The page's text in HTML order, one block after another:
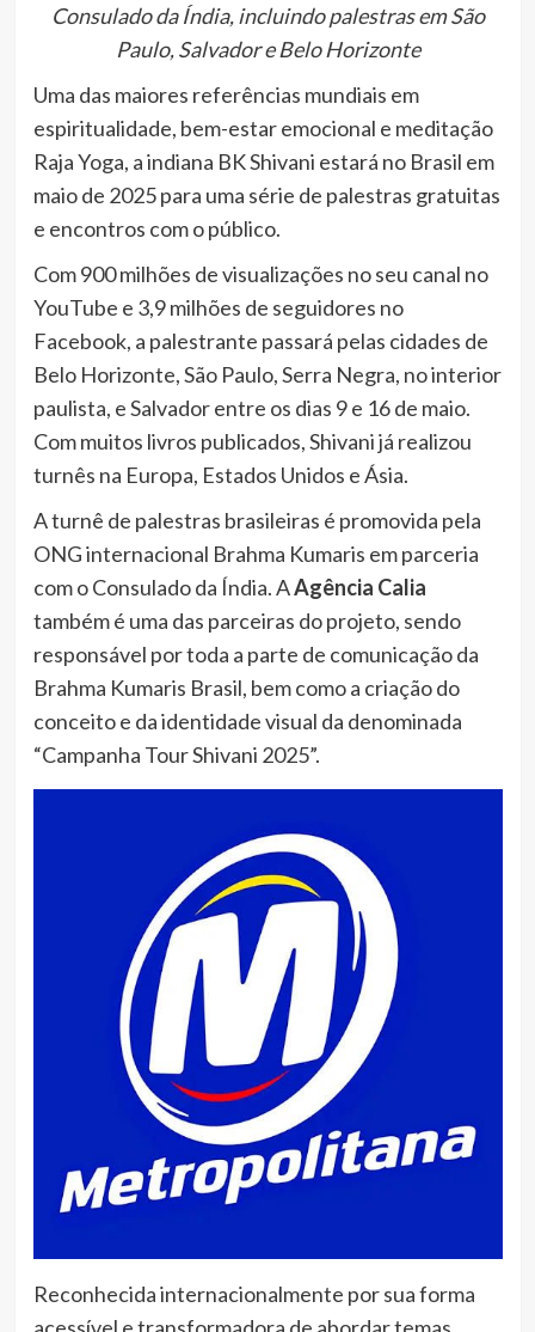
Consulado da Índia, incluindo palestras em São
Paulo, Salvador e Belo Horizonte
Uma das maiores referências mundiais em
espiritualidade, bem-estar emocional e meditação
Raja Yoga, a indiana BK Shivani estará no Brasil em
maio de 2025 para uma série de palestras gratuitas
e encontros com o público.
Com 900 milhões de visualizações no seu canal no
YouTube e 3,9 milhões de seguidores no
Facebook, a palestrante passará pelas cidades de
Belo Horizonte, São Paulo, Serra Negra, no interior
paulista, e Salvador entre os dias 9 e 16 de maio.
Com muitos livros publicados, Shivani já realizou
turnês na Europa, Estados Unidos e Ásia.
A turnê de palestras brasileiras é promovida pela
ONG internacional Brahma Kumaris em parceria
com o Consulado da Índia. AAgência Calia
também é uma das parceiras do projeto, sendo
responsável por toda a parte de comunicação da
Brahma Kumaris Brasil, bem como a criação do
conceito e da identidade visual da denominada
“Campanha Tour Shivani 2025”.
Reconhecida internacionalmente por sua forma
acessível e transformadora de abordar temas